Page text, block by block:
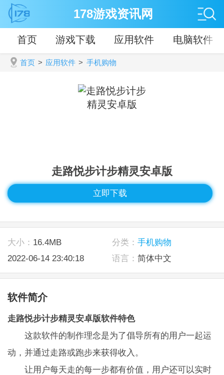
178游戏资讯网
首页 游戏下载 应用软件 电脑软件
首页 > 应用软件 > 手机购物
走路悦步计步精灵安卓版
立即下载
大小： 16.4MB 分类： 手机购物
2022-06-14 23:40:18
语言： 简体中文
软件简介
走路悦步计步精灵安卓版软件特色
这款软件的制作理念是为了倡导所有的用户一起运
动，并通过走路或跑步来获得收入。
让用户每天走的每一步都有价值，用户还可以实时